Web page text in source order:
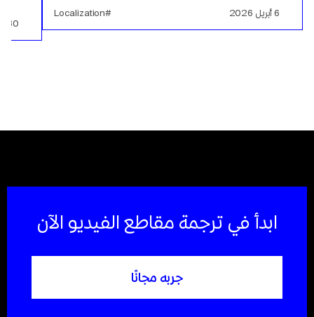
6 أبريل 2026 #Localization
30 مايو 2024
ابدأ في ترجمة مقاطع الفيديو الآن
جربه مجانًا